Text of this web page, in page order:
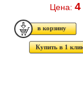
Цена: 4
Купить в 1